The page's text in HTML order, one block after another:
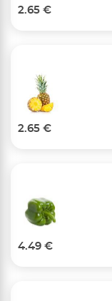
2.65 €
2.65 €
4.49 €